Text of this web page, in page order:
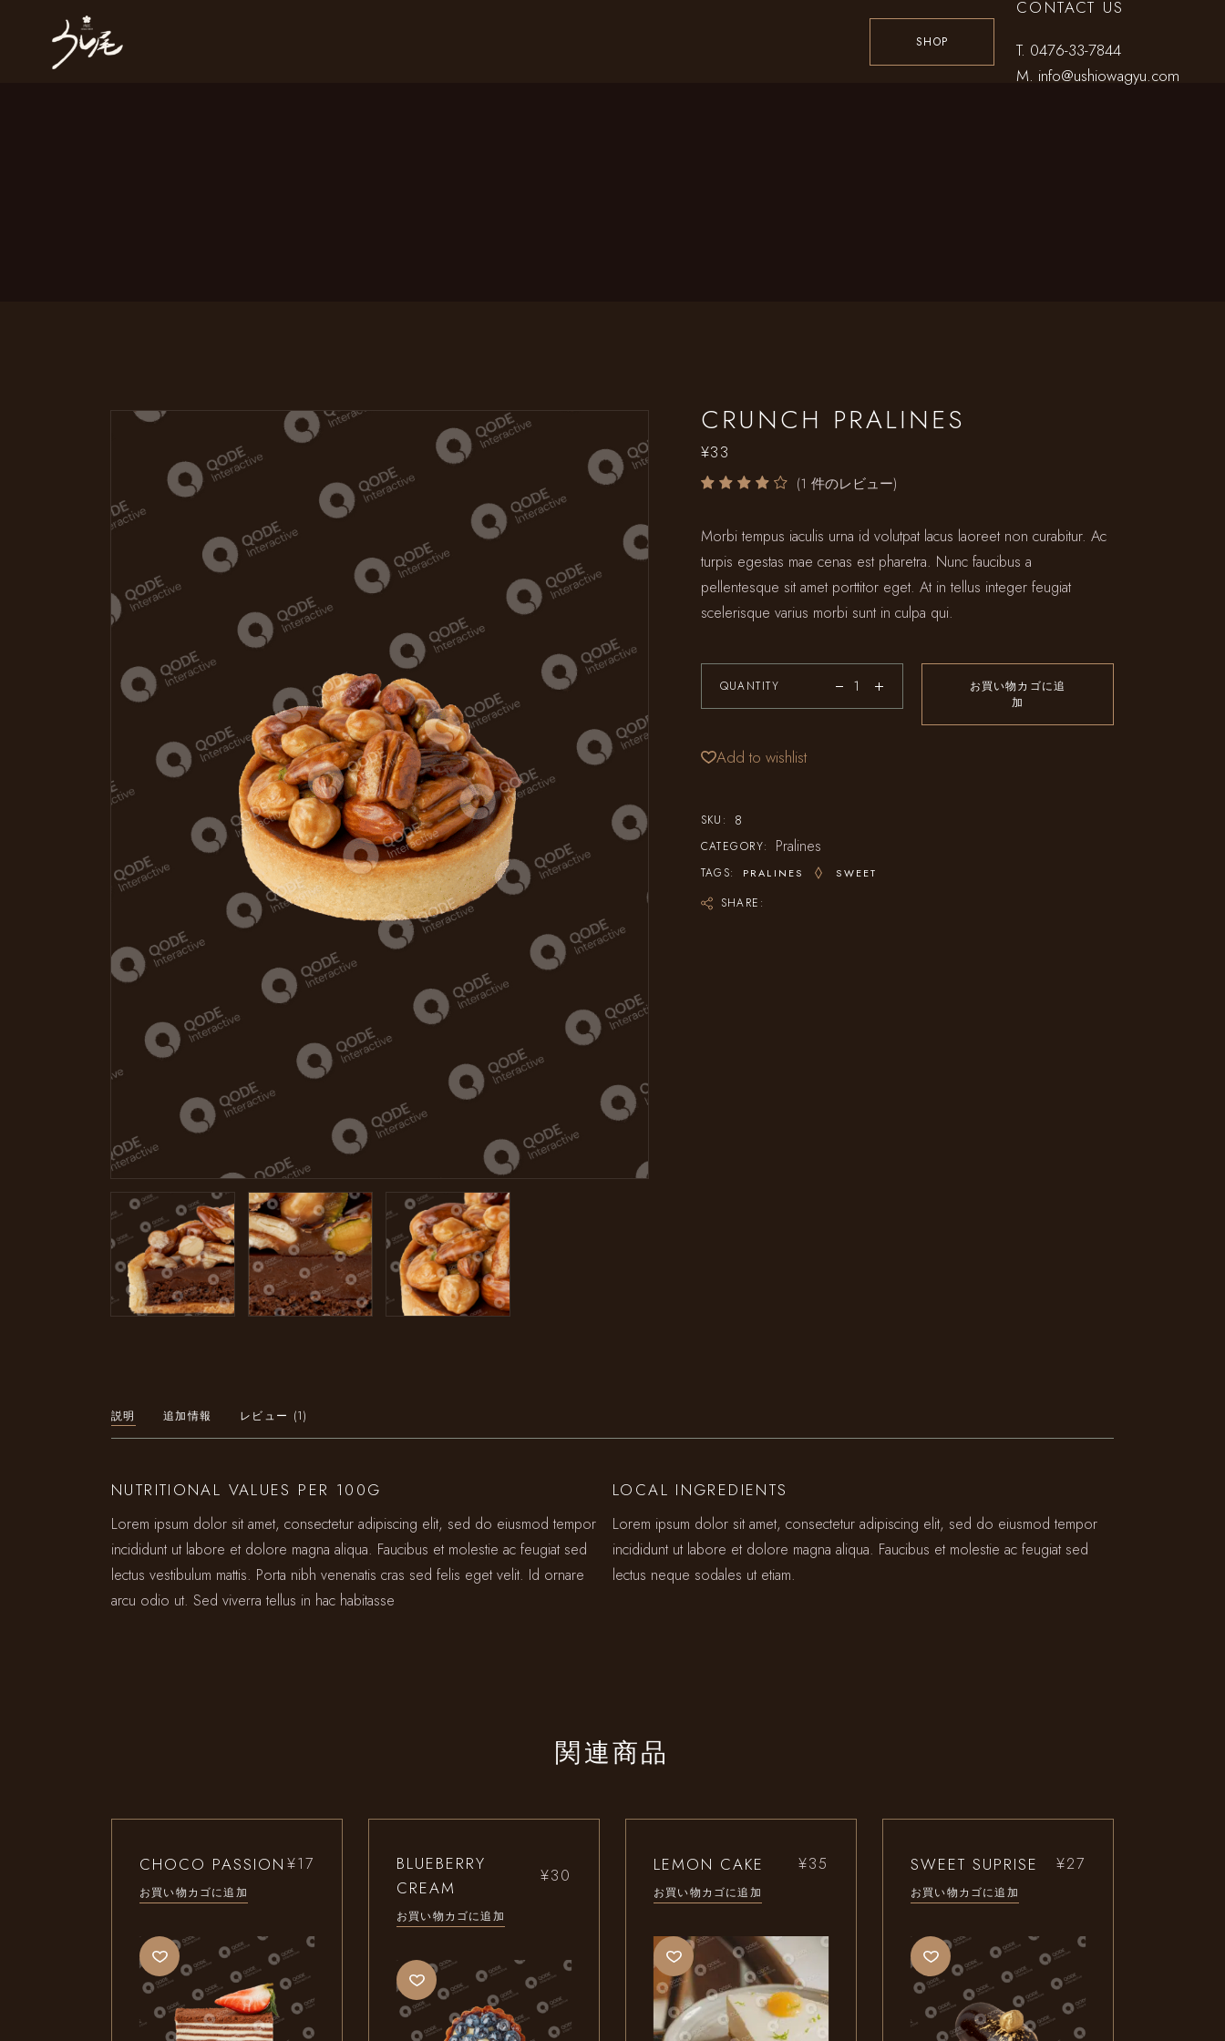
SHOP
CONTACT US
T. 0476-33-7844
M. info@ushiowagyu.com
CRUNCH PRALINES
¥33
(1 件のレビュー)
Morbi tempus iaculis urna id volutpat lacus laoreet non curabitur. Ac
turpis egestas mae cenas est pharetra. Nunc faucibus a
pellentesque sit amet porttitor eget. At in tellus integer feugiat
scelerisque varius morbi sunt in culpa qui.
QUANTITY
お買い物カゴに追
加
Add to wishlist
SKU: 8
CATEGORY: Pralines
TAGS: PRALINES SWEET
SHARE:
説明 追加情報 レビュー (1)
NUTRITIONAL VALUES PER 100G
Lorem ipsum dolor sit amet, consectetur adipiscing elit, sed do eiusmod tempor
incididunt ut labore et dolore magna aliqua. Faucibus et molestie ac feugiat sed
lectus vestibulum mattis. Porta nibh venenatis cras sed felis eget velit. Id ornare
arcu odio ut. Sed viverra tellus in hac habitasse
LOCAL INGREDIENTS
Lorem ipsum dolor sit amet, consectetur adipiscing elit, sed do eiusmod tempor
incididunt ut labore et dolore magna aliqua. Faucibus et molestie ac feugiat sed
lectus neque sodales ut etiam.
関連商品
CHOCO PASSION ¥17
お買い物カゴに追加
BLUEBERRY
CREAM
¥30
お買い物カゴに追加
LEMON CAKE ¥35
お買い物カゴに追加
SWEET SUPRISE ¥27
お買い物カゴに追加